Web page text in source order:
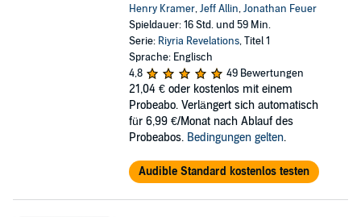
Henry Kramer,Jeff Allin,Jonathan Feuer
Spieldauer: 16 Std. und 59 Min.
Serie: Riyria Revelations, Titel 1
Sprache: Englisch
4,8
49 Bewertungen
21,04 € oder kostenlos mit einem
Probeabo. Verlängert sich automatisch
für 6,99 €/Monat nach Ablauf des
Probeabos. Bedingungen gelten.
Audible Standard kostenlos testen